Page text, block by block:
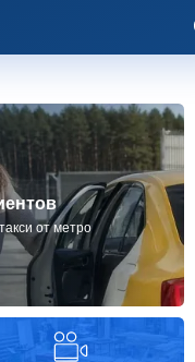
от метро